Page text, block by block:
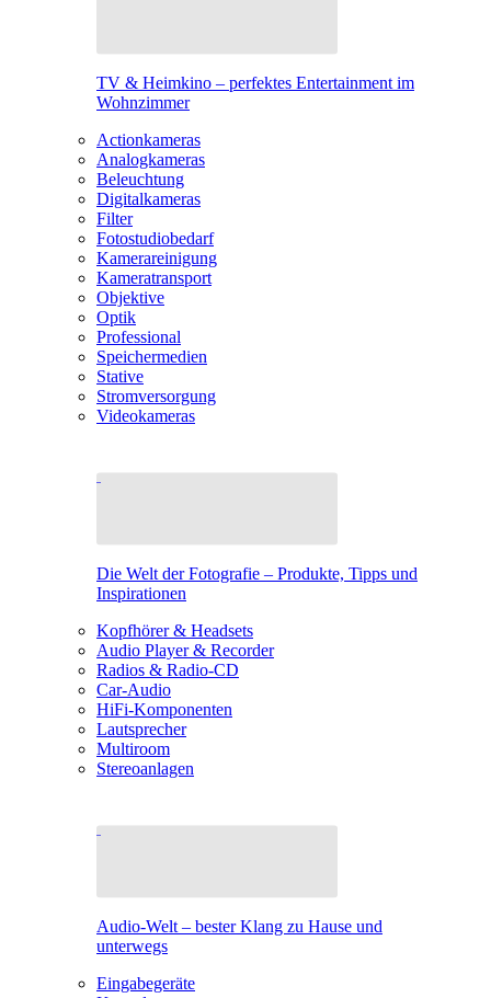
TV & Heimkino – perfektes Entertainment im
Wohnzimmer
Actionkameras
Analogkameras
Beleuchtung
Digitalkameras
Filter
Fotostudiobedarf
Kamerareinigung
Kameratransport
Objektive
Optik
Professional
Speichermedien
Stative
Stromversorgung
Videokameras
Die Welt der Fotografie – Produkte, Tipps und
Inspirationen
Kopfhörer & Headsets
Audio Player & Recorder
Radios & Radio-CD
Car-Audio
HiFi-Komponenten
Lautsprecher
Multiroom
Stereoanlagen
Audio-Welt – bester Klang zu Hause und
unterwegs
Eingabegeräte